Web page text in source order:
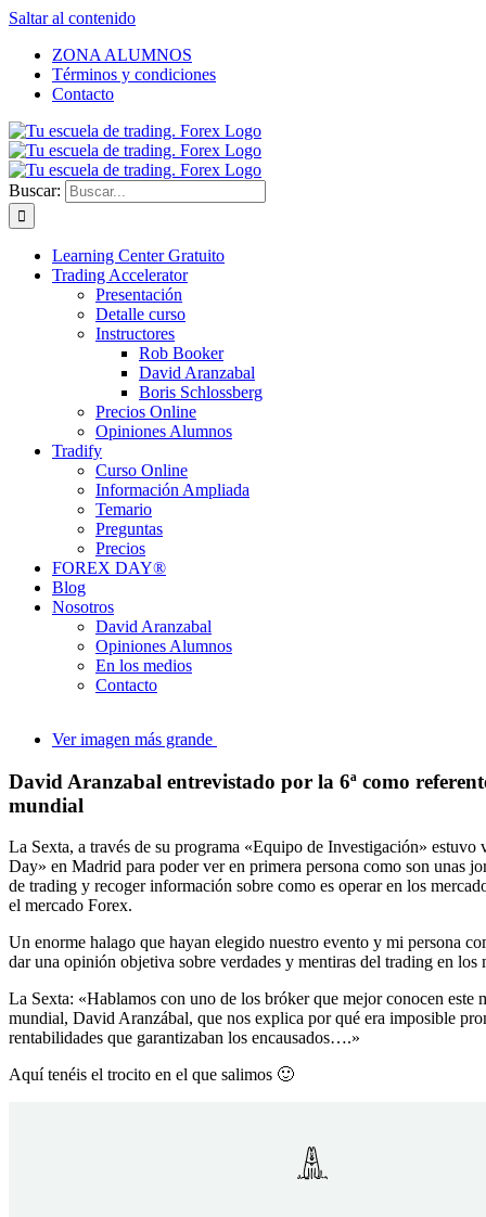
Saltar al contenido
ZONA ALUMNOS
Términos y condiciones
Contacto
Buscar:
Learning Center Gratuito
Trading Accelerator
Presentación
Detalle curso
Instructores
Rob Booker
David Aranzabal
Boris Schlossberg
Precios Online
Opiniones Alumnos
Tradify
Curso Online
Información Ampliada
Temario
Preguntas
Precios
FOREX DAY®
Blog
Nosotros
David Aranzabal
Opiniones Alumnos
En los medios
Contacto
Ver imagen más grande
David Aranzabal entrevistado por la 6ª como
mundial
La Sexta, a través de su programa «Equipo de Investigación» estuvo
Day» en Madrid para poder ver en primera persona como son unas
de trading y recoger información sobre como es operar en los
el mercado Forex.
Un enorme halago que hayan elegido nuestro evento y mi persona
dar una opinión objetiva sobre verdades y mentiras del trading en los
La Sexta: «Hablamos con uno de los bróker que mejor conocen este
mundial, David Aranzábal, que nos explica por qué era imposible
rentabilidades que garantizaban los encausados….»
Aquí tenéis el trocito en el que salimos 🙂